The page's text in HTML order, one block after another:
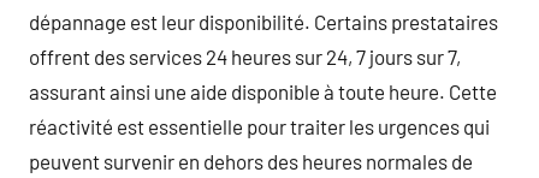
dépannage est leur disponibilité. Certains prestataires
offrent des services 24 heures sur 24, 7 jours sur 7,
assurant ainsi une aide disponible à toute heure. Cette
réactivité est essentielle pour traiter les urgences qui
peuvent survenir en dehors des heures normales de